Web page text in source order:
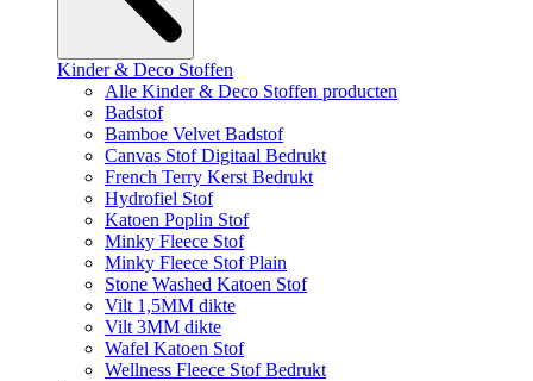
Kinder & Deco Stoffen
Alle Kinder & Deco Stoffen producten
Badstof
Bamboe Velvet Badstof
Canvas Stof Digitaal Bedrukt
French Terry Kerst Bedrukt
Hydrofiel Stof
Katoen Poplin Stof
Minky Fleece Stof
Minky Fleece Stof Plain
Stone Washed Katoen Stof
Vilt 1,5MM dikte
Vilt 3MM dikte
Wafel Katoen Stof
Wellness Fleece Stof Bedrukt